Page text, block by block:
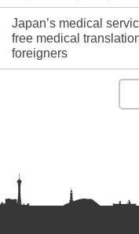
Japan’s medical
free medical
foreigners